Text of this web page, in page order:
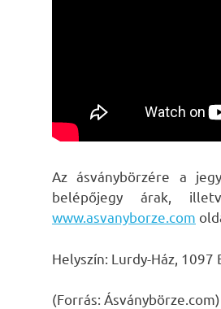
Az ásványbörzére a
belépőjegy árak,
www.asvanyborze.com
Helyszín: Lurdy-Ház,
(Forrás: Ásványbörze.com)